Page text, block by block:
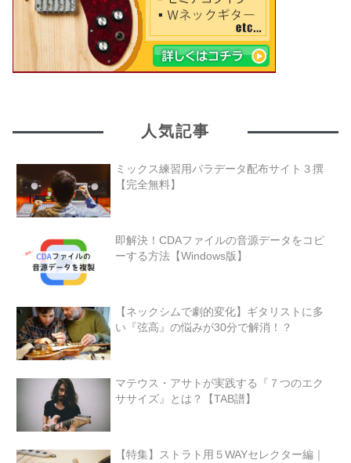
人気記事
ミックス練習用パラデータ配布サイト３撰
【完全無料】
即解決！CDAファイルの音源データをコピ
ーする方法【Windows版】
【ネックシムで劇的変化】ギタリストに多
い『弦高』の悩みが30分で解消！？
マテウス・アサトが実践する『７つのエク
ササイズ』とは？【TAB譜】
【特集】ストラト用５WAYセレクター編｜